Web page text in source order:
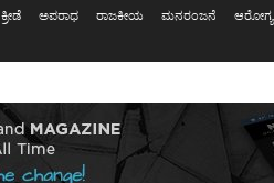
ಕ್ರೀಡೆ ಅಪರಾಧ ರಾಜಕೀಯ ಮನರಂಜನೆ ಆರೋಗ್ಯ